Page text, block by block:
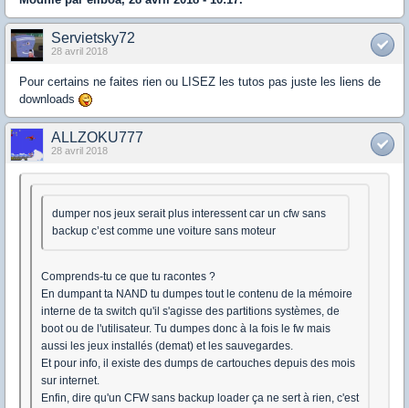
Servietsky72
28 avril 2018
Pour certains ne faites rien ou LISEZ les tutos pas juste les liens de
downloads
ALLZOKU777
28 avril 2018
dumper nos jeux serait plus interessent car un cfw sans
backup c’est comme une voiture sans moteur
Comprends-tu ce que tu racontes ?
En dumpant ta NAND tu dumpes tout le contenu de la mémoire
interne de ta switch qu'il s'agisse des partitions systèmes, de
boot ou de l'utilisateur. Tu dumpes donc à la fois le fw mais
aussi les jeux installés (demat) et les sauvegardes.
Et pour info, il existe des dumps de cartouches depuis des mois
sur internet.
Enfin, dire qu'un CFW sans backup loader ça ne sert à rien, c'est